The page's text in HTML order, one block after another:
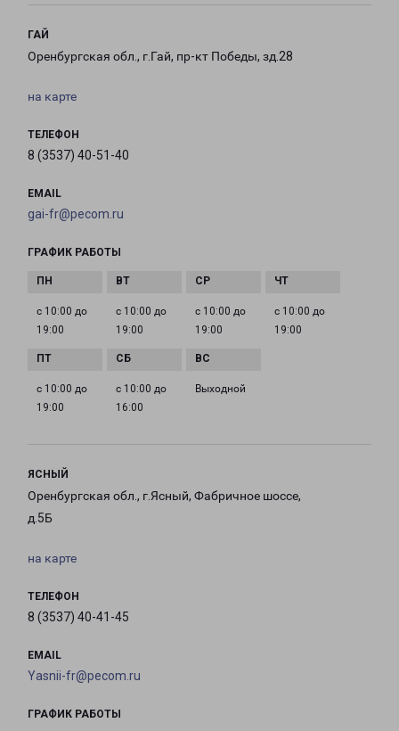
ГАЙ
Оренбургская обл., г.Гай, пр-кт Победы, зд.28
на карте
ТЕЛЕФОН
8 (3537) 40-51-40
EMAIL
gai-fr@pecom.ru
ГРАФИК РАБОТЫ
с 10:00 до
19:00
с 10:00 до
19:00
с 10:00 до
19:00
с 10:00 до
19:00
с 10:00 до
19:00
с 10:00 до
16:00
Выходной
ЯСНЫЙ
Оренбургская обл., г.Ясный, Фабричное шоссе,
д.5Б
на карте
ТЕЛЕФОН
8 (3537) 40-41-45
EMAIL
Yasnii-fr@pecom.ru
ГРАФИК РАБОТЫ